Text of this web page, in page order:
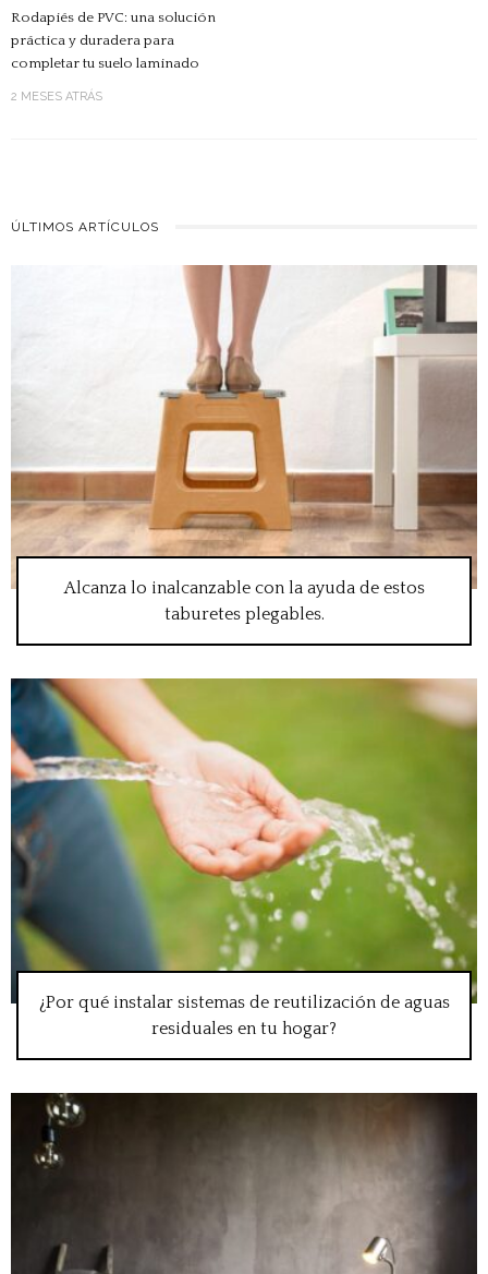
Rodapiés de PVC: una solución
práctica y duradera para
completar tu suelo laminado
2 MESES ATRÁS
ÚLTIMOS ARTÍCULOS
Alcanza lo inalcanzable con la ayuda de estos
taburetes plegables.
¿Por qué instalar sistemas de reutilización de aguas
residuales en tu hogar?